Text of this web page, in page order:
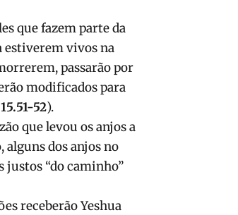
que fazem parte da
estiverem vivos na
passarão por
modificados para
52).
que levou os anjos a
alguns dos anjos no
justos “do caminho”
receberão Yeshua